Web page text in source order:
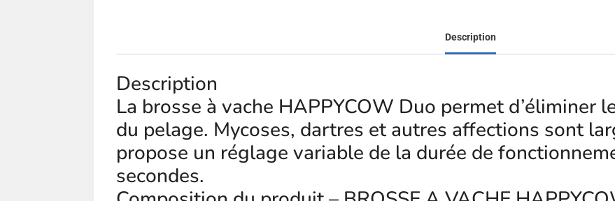
Description
Description
La brosse à vache HAPPYCOW Duo permet d’éliminer
du pelage. Mycoses, dartres et autres affections sont
propose un réglage variable de la durée de
secondes.